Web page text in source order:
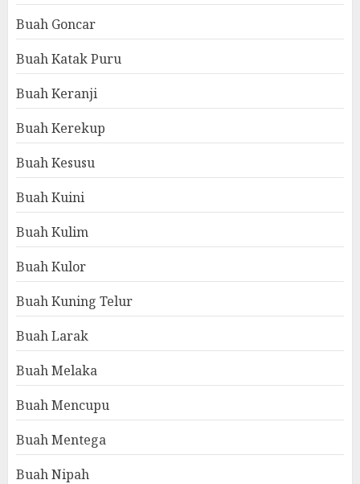
Buah Goncar
Buah Katak Puru
Buah Keranji
Buah Kerekup
Buah Kesusu
Buah Kuini
Buah Kulim
Buah Kulor
Buah Kuning Telur
Buah Larak
Buah Melaka
Buah Mencupu
Buah Mentega
Buah Nipah